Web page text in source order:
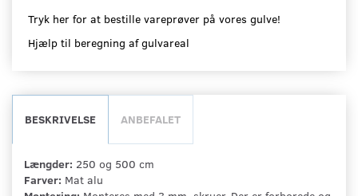
Tryk her for at bestille vareprøver på vores gulve!
Hjælp til beregning af gulvareal
BESKRIVELSE ANBEFALET
Længder: 250 og 500 cm
Farver: Mat alu